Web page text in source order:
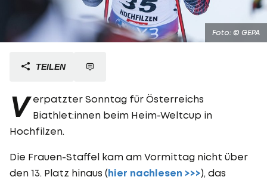
Foto: © GEPA
TEILEN
V erpatzter Sonntag für Österreichs
Biathlet:innen beim Heim-Weltcup in
Hochfilzen.
Die Frauen-Staffel kam am Vormittag nicht über
den 13. Platz hinaus (hier nachlesen >>>), das